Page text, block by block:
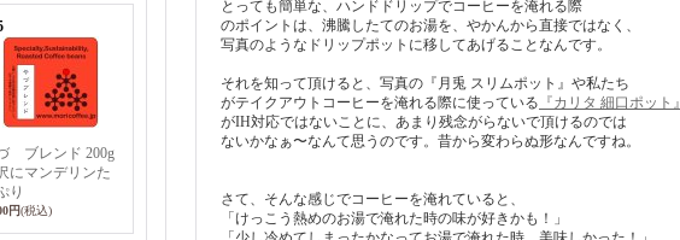
ブレンド 200g
にマンデリンた
り
円(税込)
とっても簡単な、ハンドドリップでコーヒーを淹れる際
のポイントは、沸騰したてのお湯を、やかんから直接ではなく、
写真のようなドリップポットに移してあげることなんです。
それを知って頂けると、写真の『月兎 スリムポット』や私たち
がテイクアウトコーヒーを淹れる際に使っている 『カリタ 細口ポット』
がIH対応ではないことに、あまり残念がらないで頂けるのでは
ないかなぁ〜なんて思うのです。昔から変わらぬ形なんですね。
さて、そんな感じでコーヒーを淹れていると、
「けっこう熱めのお湯で淹れた時の味が好きかも！」